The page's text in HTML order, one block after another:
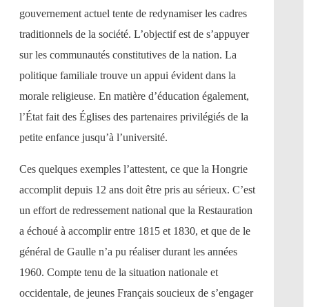
gouvernement actuel tente de redynamiser les cadres
traditionnels de la société. L’objectif est de s’appuyer
sur les communautés constitutives de la nation. La
politique familiale trouve un appui évident dans la
morale religieuse. En matière d’éducation également,
l’État fait des Églises des partenaires privilégiés de la
petite enfance jusqu’à l’université.
Ces quelques exemples l’attestent, ce que la Hongrie
accomplit depuis 12 ans doit être pris au sérieux. C’est
un effort de redressement national que la Restauration
a échoué à accomplir entre 1815 et 1830, et que de le
général de Gaulle n’a pu réaliser durant les années
1960. Compte tenu de la situation nationale et
occidentale, de jeunes Français soucieux de s’engager